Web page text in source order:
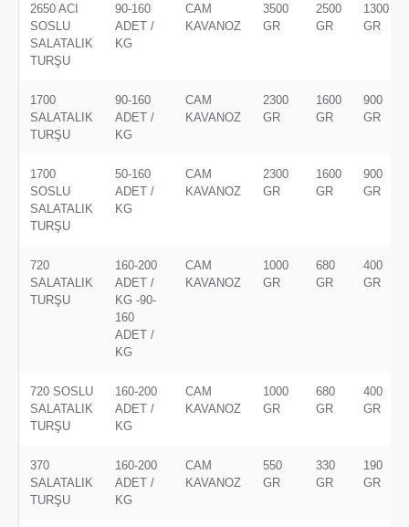
2650 ACI
SOSLU
SALATALIK
TURŞU
90-160
ADET /
KG
CAM
KAVANOZ
3500
GR
2500
GR
1300
GR
1700
SALATALIK
TURŞU
90-160
ADET /
KG
CAM
KAVANOZ
2300
GR
1600
GR
900
GR
1700
SOSLU
SALATALIK
TURŞU
50-160
ADET /
KG
CAM
KAVANOZ
2300
GR
1600
GR
900
GR
720
SALATALIK
TURŞU
160-200
ADET /
KG -90-
160
ADET /
KG
CAM
KAVANOZ
1000
GR
680
GR
400
GR
720 SOSLU
SALATALIK
TURŞU
160-200
ADET /
KG
CAM
KAVANOZ
1000
GR
680
GR
400
GR
370
SALATALIK
TURŞU
160-200
ADET /
KG
CAM
KAVANOZ
550
GR
330
GR
190
GR